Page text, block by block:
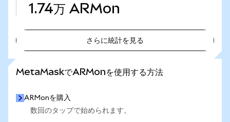
1.74万 ARMon
さらに統計を見る
MetaMaskでARMonを使用する方法
ARMonを購入
数回のタップで始められます。